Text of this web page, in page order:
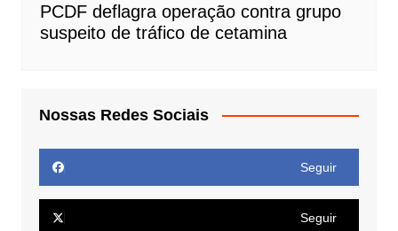
PCDF deflagra operação contra grupo
suspeito de tráfico de cetamina
Nossas Redes Sociais
Seguir
Seguir